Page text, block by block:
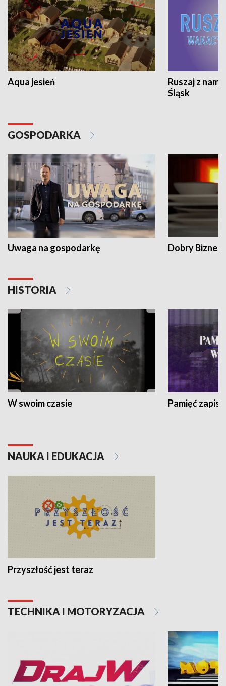
Aqua jesień
Ruszaj z
Śląsk
GOSPODARKA
Uwaga na gospodarkę Dobry Biznes
HISTORIA
W swoim czasie Pamięć
NAUKA I EDUKACJA
Przyszłość jest teraz
TECHNIKA I MOTORYZACJA